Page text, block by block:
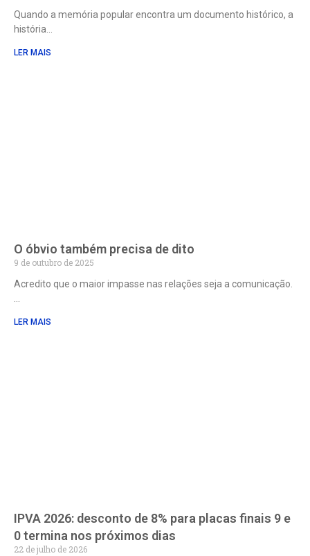
Quando a memória popular encontra um documento histórico, a
história
LER MAIS
O óbvio também precisa de dito
9 de outubro de 2025
Acredito que o maior impasse nas relações seja a comunicação.
LER MAIS
IPVA 2026: desconto de 8% para placas finais 9 e
0 termina nos próximos dias
22 de julho de 2026